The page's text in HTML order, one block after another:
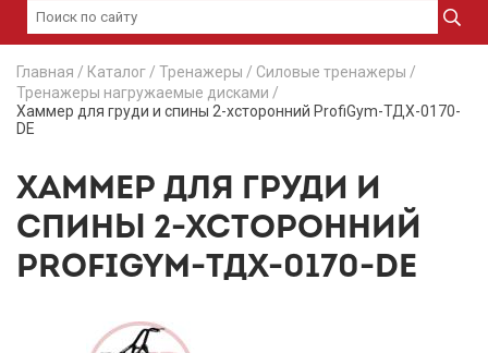
Главная / Каталог / Тренажеры / Силовые тренажеры /
Тренажеры нагружаемые дисками /
Хаммер для груди и спины 2-хсторонний ProfiGym-ТДХ-0170-
DE
ХАММЕР ДЛЯ ГРУДИ И
СПИНЫ 2-ХСТОРОННИЙ
PROFIGYM-ТДХ-0170-DE